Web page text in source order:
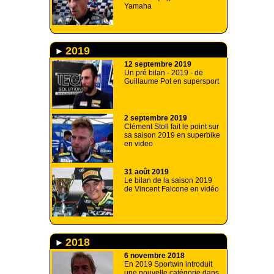
Yamaha
2019
12 septembre 2019
Un pré bilan - 2019 - de
Guillaume Pot en supersport
2 septembre 2019
Clément Stoll fait le point sur
sa saison 2019 en superbike
en video
31 août 2019
Le bilan de la saison 2019
de Vincent Falcone en vidéo
2018
6 novembre 2018
En 2019 Sportwin introduit